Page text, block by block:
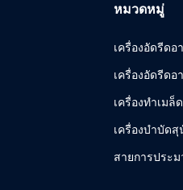
หมวดหมู่
เครื่องอัดรีดอ
เครื่องอัดรีด
เครื่องทําเมล็
เครื่องบำบัด
สายการประ